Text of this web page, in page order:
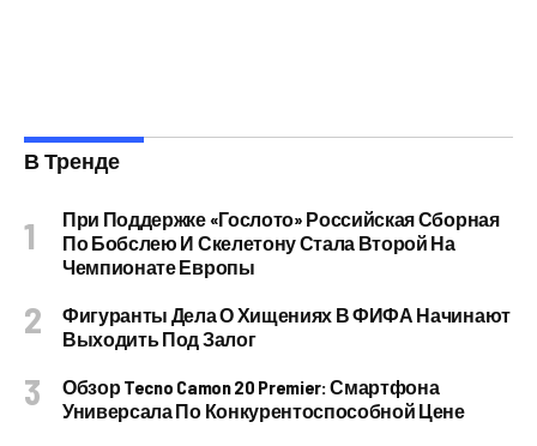
В Тренде
При Поддержке «Гослото» Российская Сборная
По Бобслею И Скелетону Стала Второй На
Чемпионате Европы
Фигуранты Дела О Хищениях В ФИФА Начинают
Выходить Под Залог
Обзор Tecno Camon 20 Premier: Смартфона
Универсала По Конкурентоспособной Цене